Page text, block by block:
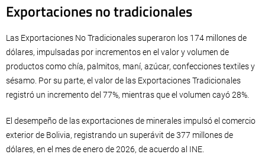
Exportaciones no tradicionales
Las Exportaciones No Tradicionales superaron los 174 millones de
dólares, impulsadas por incrementos en el valor y volumen de
productos como chía, palmitos, maní, azúcar, confecciones textiles y
sésamo. Por su parte, el valor de las Exportaciones Tradicionales
registró un incremento del 77%, mientras que el volumen cayó 28%.
El desempeño de las exportaciones de minerales impulsó el comercio
exterior de Bolivia, registrando un superávit de 377 millones de
dólares, en el mes de enero de 2026, de acuerdo al INE.